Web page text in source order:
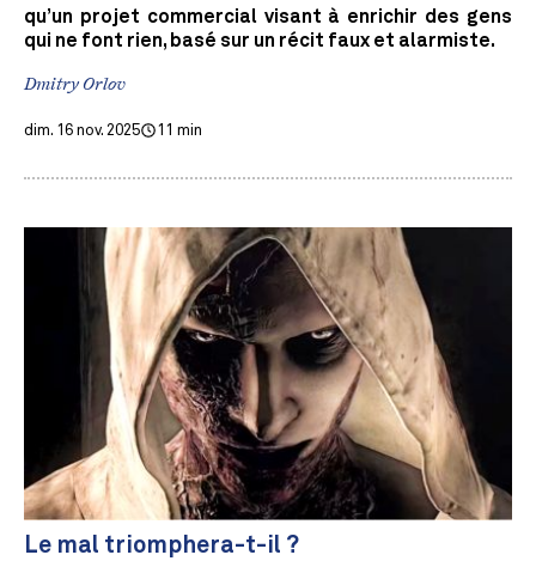
qu’un projet commercial visant à enrichir des gens
qui ne font rien, basé sur un récit faux et alarmiste.
Dmitry Orlov
dim. 16 nov. 2025 11 min
Le mal triomphera-t-il ?